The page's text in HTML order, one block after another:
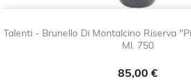
Talenti - Brunello Di Montalcino Riserva
Ml. 750
Prezzo
85,00 €